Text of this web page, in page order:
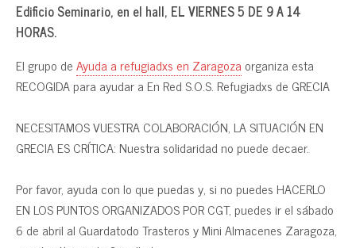
Edificio Seminario, en el hall, EL VIERNES 5 DE 9 A 14
HORAS.
El grupo deAyuda a refugiadxs en Zaragoza organiza esta
RECOGIDA para ayudar a En Red S.O.S. Refugiadxs de GRECIA
NECESITAMOS VUESTRA COLABORACIÓN, LA SITUACIÓN EN
GRECIA ES CRÍTICA: Nuestra solidaridad no puede decaer.
Por favor, ayuda con lo que puedas y, si no puedes HACERLO
EN LOS PUNTOS ORGANIZADOS POR CGT, puedes ir el sábado
6 de abril al Guardatodo Trasteros y Mini Almacenes Zaragoza,